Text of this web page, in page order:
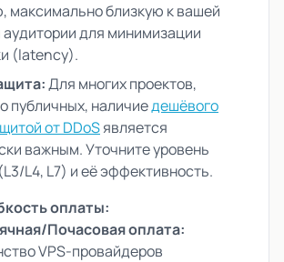
максимально близкую к вашей
аудитории для минимизации
(latency).
Для многих проектов,
публичных, наличиедешёвого
от DDoSявляется
важным. Уточните уровень
L4, L7) и её эффективность.
оплаты:
Почасовая оплата:
VPS-провайдеров